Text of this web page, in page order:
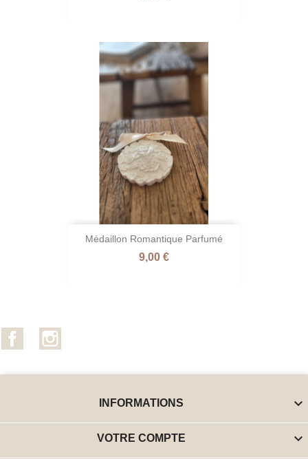
Médaillon Romantique Parfumé
Prix
9,00 €
Facebook
INFORMATIONS 
VOTRE COMPTE 